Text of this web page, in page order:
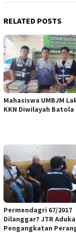
RELATED POSTS
Mahasiswa UMBJM
KKN Diwilayah Batola
Permendagri 67/2017
Dilanggar? JTR
Pengangkatan